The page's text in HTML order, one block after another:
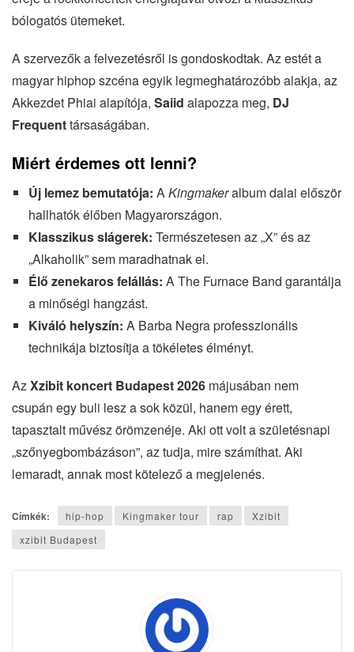
bólogatós ütemeket.
A szervezők a felvezetésről is gondoskodtak. Az estét a
magyar hiphop szcéna egyik legmeghatározóbb alakja, az
Akkezdet Phiai alapítója, Saiid alapozza meg, DJ
Frequenttársaságában.
Miért érdemes ott lenni?
Új lemez bemutatója: AKingmakeralbum dalai először
hallhatók élőben Magyarországon.
Klasszikus slágerek: Természetesen az „X” és az
„Alkaholik” sem maradhatnak el.
Élő zenekaros felállás: A The Furnace Band garantálja
a minőségi hangzást.
Kiváló helyszín: A Barba Negra professzionális
technikája biztosítja a tökéletes élményt.
AzXzibit koncert Budapest 2026 májusában nem
csupán egy buli lesz a sok közül, hanem egy érett,
tapasztalt művész örömzenéje. Aki ott volt a születésnapi
„szőnyegbombázáson”, az tudja, mire számíthat. Aki
lemaradt, annak most kötelező a megjelenés.
Címkék: hip-hop Kingmaker tour rap
Xzibit
xzibit Budapest